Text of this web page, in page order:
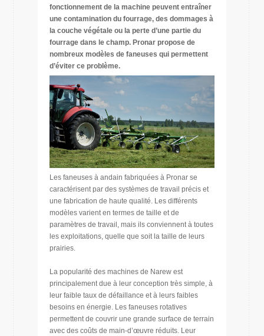
fonctionnement de la machine peuvent entraîner
une contamination du fourrage, des dommages à
la couche végétale ou la perte d’une partie du
fourrage dans le champ. Pronar propose de
nombreux modèles de faneuses qui permettent
d’éviter ce problème.
Les faneuses à andain fabriquées à Pronar se
caractérisent par des systèmes de travail précis et
une fabrication de haute qualité. Les différents
modèles varient en termes de taille et de
paramètres de travail, mais ils conviennent à toutes
les exploitations, quelle que soit la taille de leurs
prairies.
La popularité des machines de Narew est
principalement due à leur conception très simple, à
leur faible taux de défaillance et à leurs faibles
besoins en énergie. Les faneuses rotatives
permettent de couvrir une grande surface de terrain
avec des coûts de main-d’œuvre réduits. Leur